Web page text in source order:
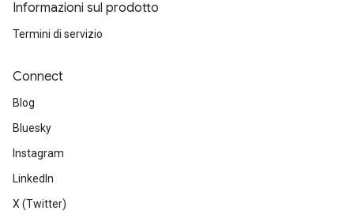
Informazioni sul prodotto
Termini di servizio
Connect
Blog
Bluesky
Instagram
LinkedIn
X (Twitter)